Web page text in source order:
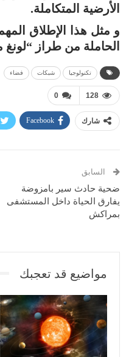
الأرضية المتكاملة.
الحاملة من طراز
تكنولوجيا شبكات فضاء
0 128
شارك Facebook
السابق
ضحية حادث سير بامزوضة
يفارق الحياة داخل المستشفى
بمراكش
مواضيع قد تعجبك